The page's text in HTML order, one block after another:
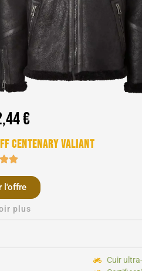
€
Centenary Valiant
l'offre
plus
Cuir